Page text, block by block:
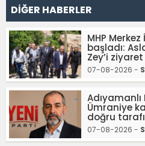
DİĞER HABERLER
MHP
başladı:
Zey’i
07-08-2026 -
Adıyamanlı
Ümraniye
doğru
07-08-2026 -